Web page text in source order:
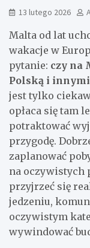
13 lutego 2026
Malta od lat
wakacje w
pytanie: czy na
Polską i
jest tylko
opłaca się tam
potraktować
przygodę.
zaplanować
na oczywistych
przyjrzeć się
jedzeniu,
oczywistym
wywindować